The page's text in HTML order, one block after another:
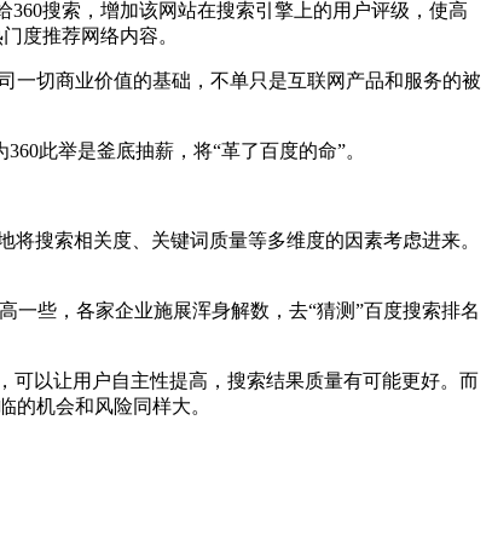
360搜索，增加该网站在搜索引擎上的用户评级，使高
度推荐网络内容。
一切商业价值的基础，不单只是互联网产品和服务的被
此举是釜底抽薪，将“革了百度的命”。
搜索相关度、关键词质量等多维度的因素考虑进来。
些，各家企业施展浑身解数，去“猜测”百度搜索排名
可以让用户自主性提高，搜索结果质量有可能更好。而
的机会和风险同样大。